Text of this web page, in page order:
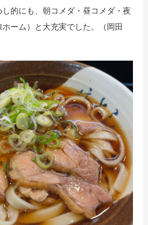
し的にも、朝コメダ・昼コメダ・夜
ーム）と大充実でした。
（岡田